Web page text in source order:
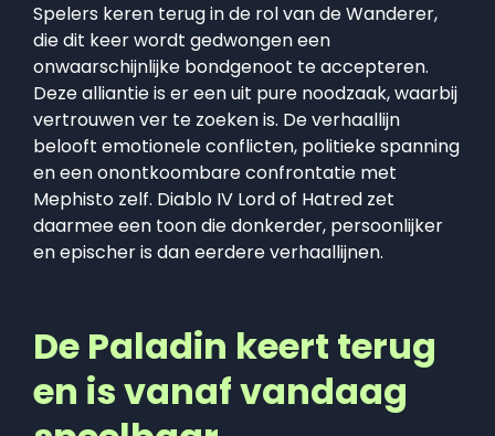
Spelers keren terug in de rol van de Wanderer,
die dit keer wordt gedwongen een
onwaarschijnlijke bondgenoot te accepteren.
Deze alliantie is er een uit pure noodzaak, waarbij
vertrouwen ver te zoeken is. De verhaallijn
belooft emotionele conflicten, politieke spanning
en een onontkoombare confrontatie met
Mephisto zelf. Diablo IV Lord of Hatred zet
daarmee een toon die donkerder, persoonlijker
en epischer is dan eerdere verhaallijnen.
De Paladin keert terug
en is vanaf vandaag